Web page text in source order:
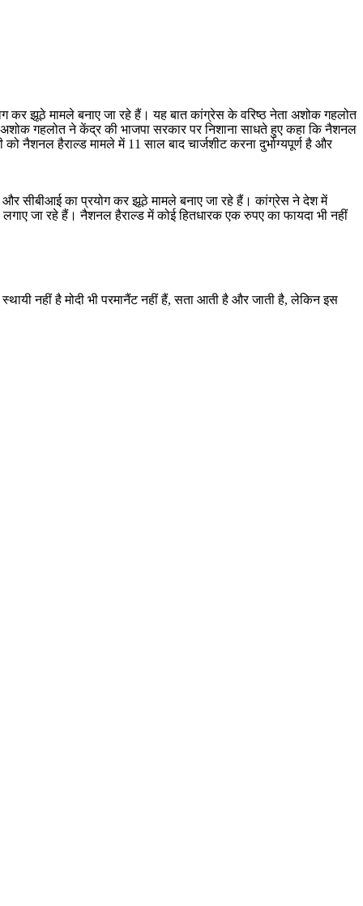
कर झूठे मामले बनाए जा रहे हैं। यह बात कांग्रेस के वरिष्ठ नेता अशोक गहलोत
गहलोत ने केंद्र की भाजपा सरकार पर निशाना साधते हुए कहा कि नैशनल
नैशनल हैराल्ड मामले में 11 साल बाद चार्जशीट करना दुर्भाग्यपूर्ण है और
सीबीआई का प्रयोग कर झूठे मामले बनाए जा रहे हैं। कांग्रेस ने देश में
जा रहे हैं। नैशनल हैराल्ड में कोई हितधारक एक रुपए का फायदा भी नहीं
नहीं है मोदी भी परमानैंट नहीं हैं, सता आती है और जाती है, लेकिन इस